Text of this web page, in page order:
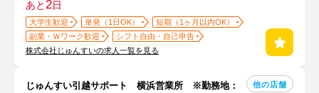
あと2日
大学生歓迎 単発（1日OK）
短期（1ヶ月以内OK）
副業・Ｗワーク歓迎
シフト自由・自己申告
株式会社じゅんすいの求人一覧を見る
じゅんすい引越サポート 横浜営業所 ※勤務地：
他の店舗